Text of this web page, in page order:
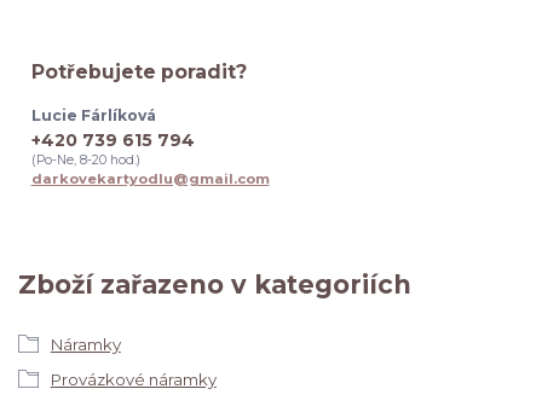
Zboží zařazeno v kategoriích
Náramky
Provázkové náramky
Potřebujete poradit?
Lucie Fárlíková
+420 739 615 794
(Po-Ne, 8-20 hod.)
darkovekartyodlu@gmail.com